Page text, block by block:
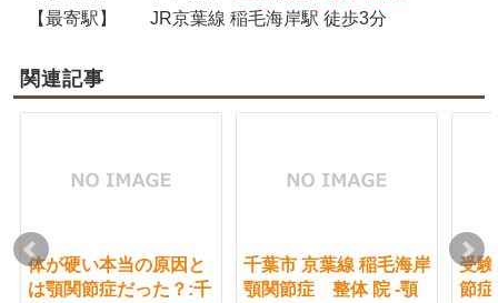
【最寄駅】
JR京葉線 稲毛海岸駅 徒歩3分
関連記事
体が硬い本当の原因と
は顎関節症だった？:千
千葉市 京葉線 稲毛海岸
顎関節症 整体 院 -顎
受
節